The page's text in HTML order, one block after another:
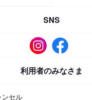
SNS
利用者のみなさま
ンセル